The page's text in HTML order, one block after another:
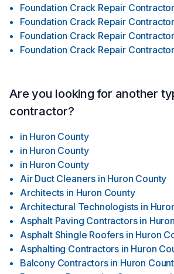
Foundation Crack Repair
Foundation Crack Repair
Foundation Crack Repair
Foundation Crack Repair
Are you looking for another
contractor?
in Huron County
in Huron County
in Huron County
Air Duct Cleaners in Huron County
Architects in Huron County
Architectural Technologists in
Asphalt Paving Contractors in
Asphalt Shingle Roofers in Huron
Asphalting Contractors in Huron
Balcony Contractors in Huron